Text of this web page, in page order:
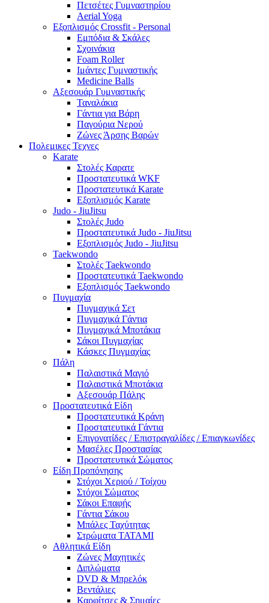
Πετσέτες Γυμναστηρίου
Aerial Yoga
Εξοπλισμός Crossfit - Personal
Εμπόδια & Σκάλες
Σχοινάκια
Foam Roller
Ιμάντες Γυμναστικής
Medicine Balls
Αξεσουάρ Γυμναστικής
Ταναλάκια
Γάντια για Βάρη
Παγούρια Νερού
Ζώνες Άρσης Βαρών
Πολεμικες Τεχνες
Karate
Στολές Καρατε
Προστατευτικά WKF
Προστατευτικά Karate
Εξοπλισμός Karate
Judo - JiuJitsu
Στολές Judo
Προστατευτικά Judo - JiuJitsu
Εξοπλισμός Judo - JiuJitsu
Taekwondo
Στολές Taekwondo
Προστατευτικά Taekwondo
Εξοπλισμός Taekwondo
Πυγμαχία
Πυγμαχικά Σετ
Πυγμαχικά Γάντια
Πυγμαχικά Μποτάκια
Σάκοι Πυγμαχίας
Κάσκες Πυγμαχίας
Πάλη
Παλαιστικά Μαγιό
Παλαιστικά Μποτάκια
Αξεσουάρ Πάλης
Προστατευτικά Είδη
Προστατευτικά Κράνη
Προστατευτικά Γάντια
Επιγονατίδες / Επιστραγαλίδες / Επιαγκωνίδες
Μασέλες Προστασίας
Προστατευτικά Σώματος
Είδη Προπόνησης
Στόχοι Χεριού / Τοίχου
Στόχοι Σώματος
Σάκοι Επαφής
Γάντια Σάκου
Μπάλες Ταχύτητας
Στρώματα TATAMI
Αθλητικά Είδη
Ζώνες Μαχητικές
Διπλώματα
DVD & Μπρελόκ
Βεντάλιες
Καρφίτσες & Σημαίες